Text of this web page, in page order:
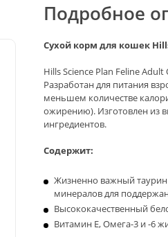
Подробное
Сухой корм для кошек
Hills Science Plan Feline
Разработан для питания
меньшем количестве
ожирению). Изготовлен из
ингредиентов.
Содержит:
Жизненно важный таурин
минералов для
Высококачественный
Витамин Е, Омега-3 и -6